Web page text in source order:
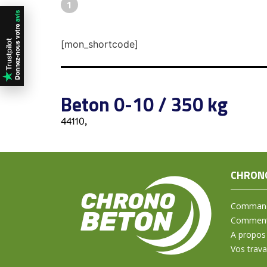
1
[mon_shortcode]
Beton 0-10 / 350 kg
44110,
A propos
Vos